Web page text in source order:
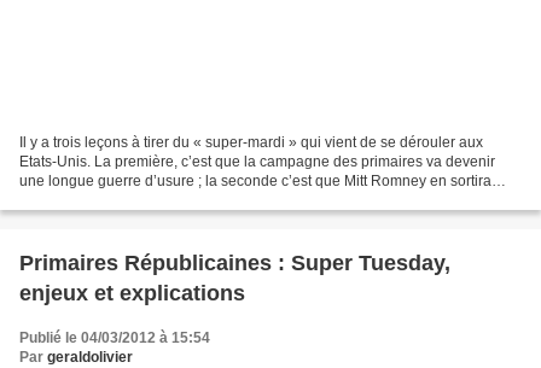
Il y a trois leçons à tirer du « super-mardi » qui vient de se dérouler aux
Etats-Unis. La première, c’est que la campagne des primaires va devenir
une longue guerre d’usure ; la seconde c’est que Mitt Romney en sortira
Primaires Républicaines : Super Tuesday,
enjeux et explications
Publié le 04/03/2012 à 15:54
Par geraldolivier